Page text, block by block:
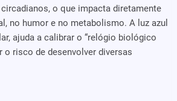
o que impacta diretamente
no humor e no metabolismo. A luz azul
ajuda a calibrar o “relógio biológico
o risco de desenvolver diversas